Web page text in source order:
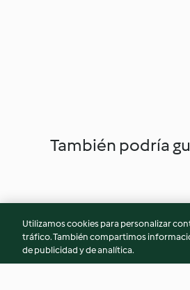
También podría
Utilizamos cookies para personalizar
tráfico. También compartimos
de publicidad y de analítica.